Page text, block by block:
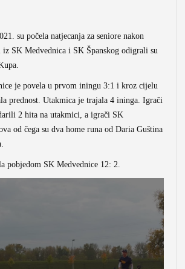
su počela natjecanja za seniore nakon
iz SK Medvednica i SK Španskog odigrali su
je povela u prvom iningu 3:1 i kroz cijelu
prednost. Utakmica je trajala 4 ininga. Igrači
2 hita na utakmici, a igrači SK
od čega su dva home runa od Daria Guština
pobjedom SK Medvednice 12: 2.